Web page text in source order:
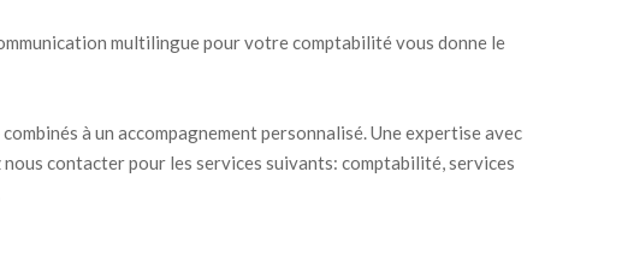
multilingue pour votre comptabilité vous donne le
à un accompagnement personnalisé. Une expertise avec
contacter pour les services suivants: comptabilité, services